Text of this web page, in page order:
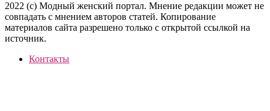
2022 (c) Модный женский портал. Мнение редакции может не
совпадать с мнением авторов статей. Копирование
материалов сайта разрешено только с открытой ссылкой на
источник.
Контакты